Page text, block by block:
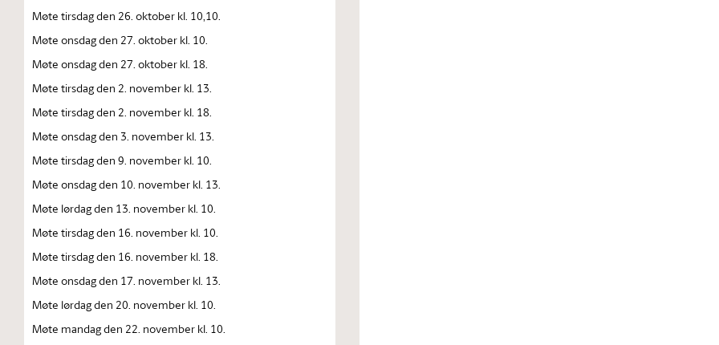
Møte tirsdag den 26. oktober kl. 10,10.
Møte onsdag den 27. oktober kl. 10.
Møte onsdag den 27. oktober kl. 18.
Møte tirsdag den 2. november kl. 13.
Møte tirsdag den 2. november kl. 18.
Møte onsdag den 3. november kl. 13.
Møte tirsdag den 9. november kl. 10.
Møte onsdag den 10. november kl. 13.
Møte lørdag den 13. november kl. 10.
Møte tirsdag den 16. november kl. 10.
Møte tirsdag den 16. november kl. 18.
Møte onsdag den 17. november kl. 13.
Møte lørdag den 20. november kl. 10.
Møte mandag den 22. november kl. 10.